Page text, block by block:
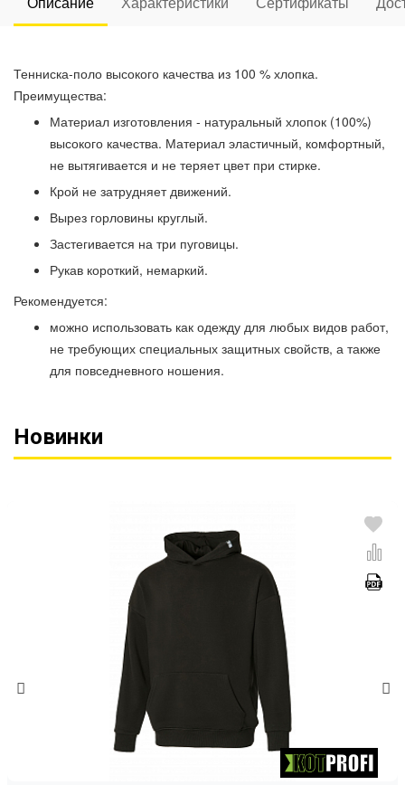
Тенниска-поло высокого качества из 100 % хлопка.
Преимущества:
Материал изготовления - натуральный хлопок (100%)
высокого качества. Материал эластичный, комфортный,
не вытягивается и не теряет цвет при стирке.
Крой не затрудняет движений.
Вырез горловины круглый.
Застегивается на три пуговицы.
Рукав короткий, немаркий.
Рекомендуется:
можно использовать как одежду для любых видов работ,
не требующих специальных защитных свойств, а также
для повседневного ношения.
Новинки